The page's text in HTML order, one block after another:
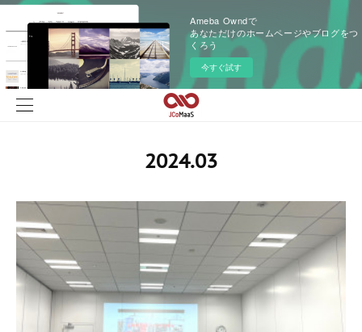
Ameba Owndで
あなただけのホームページやブログをつ
くろう
今すぐ試す
2024.03